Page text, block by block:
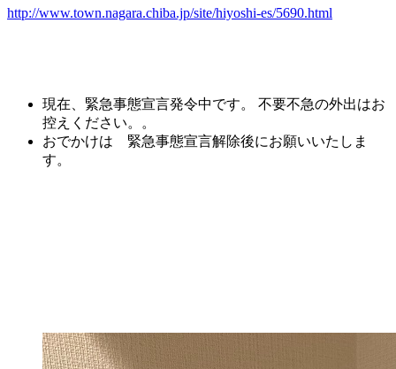
http://www.town.nagara.chiba.jp/site/hiyoshi-es/5690.html
現在、緊急事態宣言発令中です。 不要不急の外出はお
控えください。。
おでかけは 緊急事態宣言解除後にお願いいたしま
す。